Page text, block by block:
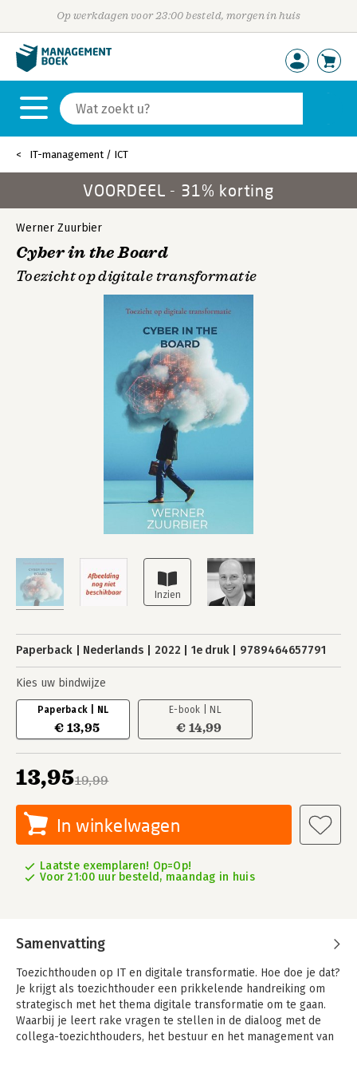
Op werkdagen voor 23:00 besteld, morgen in huis
IT-management / ICT
VOORDEEL - 31% korting
Werner Zuurbier
Cyber in the Board
Toezicht op digitale transformatie
Paperback Nederlands 2022 1e druk 9789464657791
Kies uw bindwijze
Paperback | NL
€ 13,95
E-book | NL
€ 14,99
19,99
13,95
In winkelwagen
Laatste exemplaren! Op=Op!
Voor 21:00 uur besteld, maandag in huis
Samenvatting
Toezichthouden op IT en digitale transformatie. Hoe doe je dat?
Je krijgt als toezichthouder een prikkelende handreiking om
strategisch met het thema digitale transformatie om te gaan.
Waarbij je leert rake vragen te stellen in de dialoog met de
collega-toezichthouders, het bestuur en het management van